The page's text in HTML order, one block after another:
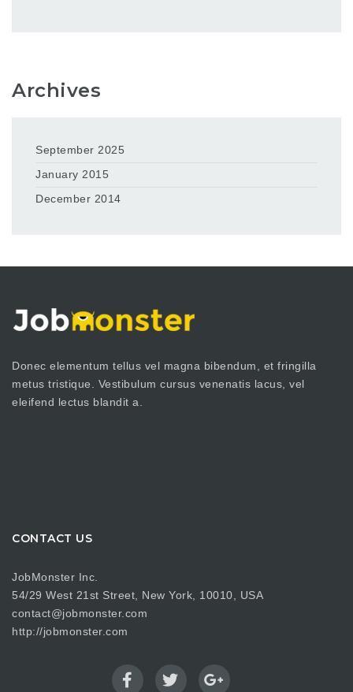
Archives
September 2025
January 2015
December 2014
Donec elementum tellus vel magna bibendum, et fringilla
metus tristique. Vestibulum cursus venenatis lacus, vel
eleifend lectus blandit a.
CONTACT US
JobMonster Inc.
54/29 West 21st Street, New York, 10010, USA
contact@jobmonster.com
http://jobmonster.com